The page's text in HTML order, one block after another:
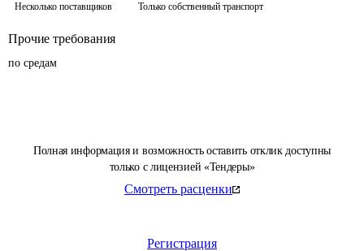
Полная информация и возможность оставить отклик доступны
только с лицензией «Тендеры»
Смотреть расценки
Регистрация
Несколько поставщиков Только собственный транспорт
Прочие требования
по средам